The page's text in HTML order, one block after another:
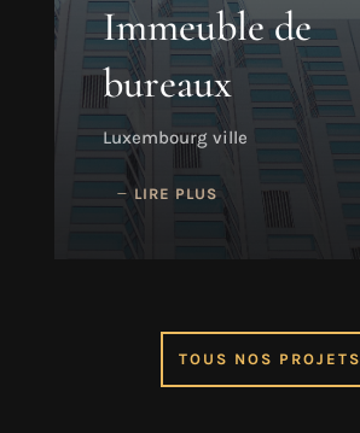
Immeuble de
bureaux
Luxembourg ville
LIRE PLUS
TOUS NOS PROJETS